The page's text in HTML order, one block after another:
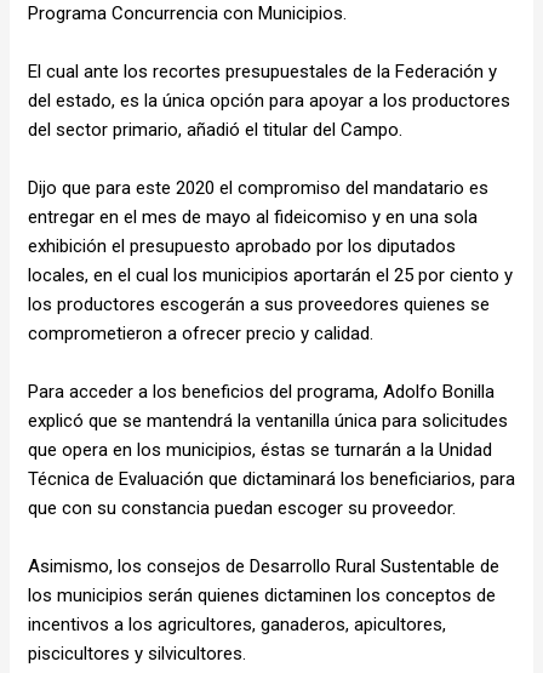
Programa Concurrencia con Municipios.
El cual ante los recortes presupuestales de la Federación y
del estado, es la única opción para apoyar a los productores
del sector primario, añadió el titular del Campo.
Dijo que para este 2020 el compromiso del mandatario es
entregar en el mes de mayo al fideicomiso y en una sola
exhibición el presupuesto aprobado por los diputados
locales, en el cual los municipios aportarán el 25 por ciento y
los productores escogerán a sus proveedores quienes se
comprometieron a ofrecer precio y calidad.
Para acceder a los beneficios del programa, Adolfo Bonilla
explicó que se mantendrá la ventanilla única para solicitudes
que opera en los municipios, éstas se turnarán a la Unidad
Técnica de Evaluación que dictaminará los beneficiarios, para
que con su constancia puedan escoger su proveedor.
Asimismo, los consejos de Desarrollo Rural Sustentable de
los municipios serán quienes dictaminen los conceptos de
incentivos a los agricultores, ganaderos, apicultores,
piscicultores y silvicultores.